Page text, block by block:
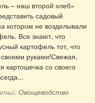
– наш второй хлеб»
садовый
котором не возделывали
Все знают, что
картофель тот, что
руками!Свежая,
картошечка со своего
Овощеводство